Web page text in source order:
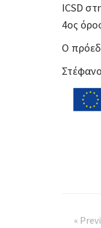
ICSD
4ος
Ο
«